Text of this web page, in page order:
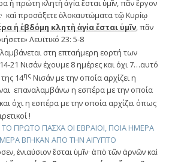
ἡ πρώτη κλητὴ ἁγία ἔσται ὑμῖν, πᾶν ἔργον
καὶ προσάξετε ὁλοκαυτώματα τῷ Κυρίῳ
ἡ ἑβδόμη κλητὴ ἁγία ἔσται ὑμῖν, πᾶν
Λευϊτικό 23: 5-8
στη επταήμερη εορτή των
21 Νισάν έχουμε 8 ημέρες και όχι 7…αυτό
14ης Νισάν με την οποία αρχίζει η
επαναλαμβάνω η εσπέρα με την οποία
όχι η εσπέρα με την οποία αρχίζει όπως
!
ΠΡΩΤΟ ΠΑΣΧΑ ΟΙ ΕΒΡΑΙΟΙ, ΠΟΙΑ ΗΜΕΡΑ
ΒΓΗΚΑΝ ΑΠΟ ΤΗΝ ΑΙΓΥΠΤΟ
ἐνιαύσιον ἔσται ὑμῖν· ἀπὸ τῶν ἀρνῶν καὶ